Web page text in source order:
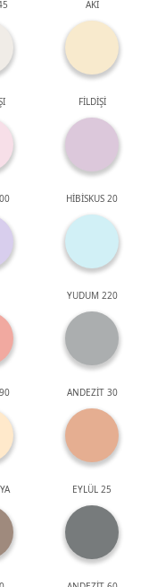
AKİ
FİLDİŞİ
HİBİSKUS 20
YUDUM 220
ANDEZİT 30
EYLÜL 25